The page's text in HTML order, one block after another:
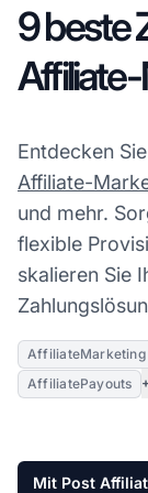
9 beste
Entdecken
Affiliate-
und mehr.
flexible
skalieren Sie
AffiliateMarketing
AffiliatePayouts
Mit Post